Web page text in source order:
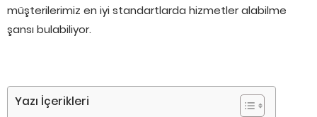
müşterilerimiz en iyi standartlarda hizmetler alabilme
şansı bulabiliyor.
Yazı İçerikleri